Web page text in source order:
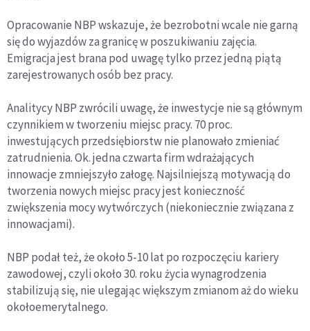
Opracowanie NBP wskazuje, że bezrobotni wcale nie garną
się do wyjazdów za granicę w poszukiwaniu zajęcia.
Emigracja jest brana pod uwagę tylko przez jedną piątą
zarejestrowanych osób bez pracy.
Analitycy NBP zwrócili uwagę, że inwestycje nie są głównym
czynnikiem w tworzeniu miejsc pracy. 70 proc.
inwestujących przedsiębiorstw nie planowało zmieniać
zatrudnienia. Ok. jedna czwarta firm wdrażających
innowacje zmniejszyło załogę. Najsilniejszą motywacją do
tworzenia nowych miejsc pracy jest konieczność
zwiększenia mocy wytwórczych (niekoniecznie związana z
innowacjami).
NBP podał też, że około 5-10 lat po rozpoczęciu kariery
zawodowej, czyli około 30. roku życia wynagrodzenia
stabilizują się, nie ulegając większym zmianom aż do wieku
okołoemerytalnego.